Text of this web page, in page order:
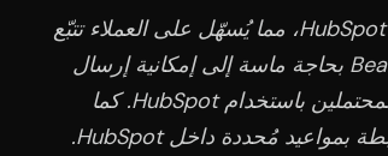
تُزامن APIANT حوالي 75 حقلًا من حقول بيانات الاتصال في HubSpot، مما يُسهّل على العملاء تتبّع
نجاح كل اتصال مُرتبط بسجل مواعيدهم تلقائيًا. كانت BeautyFix بحاجة ماسة إلى إمكانية إرسال
رسائل بريد إلكتروني للمتابعة وتحسين عملية رعاية العملاء المحتملين باستخدام HubSpot. كما
منحهم تكامل APIANT ميزة الاطلاع على القيمة المالية المرتبطة بمواعيد مُحددة داخل HubSpot.